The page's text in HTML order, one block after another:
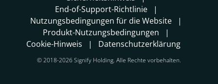
End-of-Support-Richtlinie
Nutzungsbedingungen für die Website
Produkt-Nutzungsbedingungen
Cookie-Hinweis
Datenschutzerklärung
© 2018-2026 Signify Holding. Alle Rechte vorbehalten.